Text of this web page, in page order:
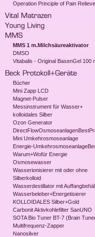
Operation Principle of Pain
MMS 1 m.Milchsäureaktivator
DMSO
Vitabalis - Original BasenGel 100
Bücher
Mini Zapp LCD
Magnet-Pulser
Messinstrument für Wasser+
kolloidales Silber
Ozon Generator
Mini Umkehrosmoseanlage
Energie-
Warum+Wofür Energie
Osmosewasser
Wasserionisierer mit oder ohne
Silberkolloid
Wasserdestillator mit
Wasserbeleber+Energetisierer
KOLLOIDALES Silber+Gold
Carbonit Aktivkohlefilter SanUNO
SOTA Bio Tuner BT-7 (Brain
Multifrequenz-Zapper
Nanosilver